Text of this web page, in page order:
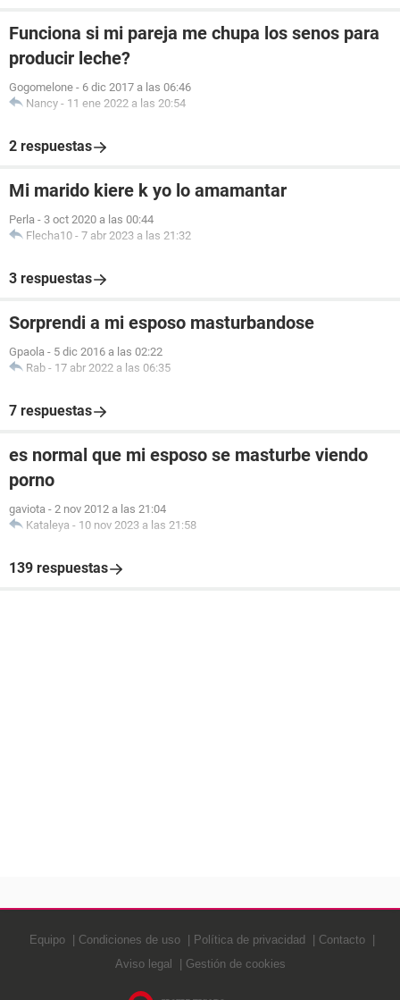
Funciona si mi pareja me chupa los senos para
producir leche?
Gogomelone - 6 dic 2017 a las 06:46
Nancy - 11 ene 2022 a las 20:54
2 respuestas
Mi marido kiere k yo lo amamantar
Perla - 3 oct 2020 a las 00:44
Flecha10 - 7 abr 2023 a las 21:32
3 respuestas
Sorprendi a mi esposo masturbandose
Gpaola - 5 dic 2016 a las 02:22
Rab - 17 abr 2022 a las 06:35
7 respuestas
es normal que mi esposo se masturbe viendo
porno
gaviota - 2 nov 2012 a las 21:04
Kataleya - 10 nov 2023 a las 21:58
139 respuestas
Equipo Condiciones de uso Política de privacidad
Contacto
Aviso legal
Gestión de cookies